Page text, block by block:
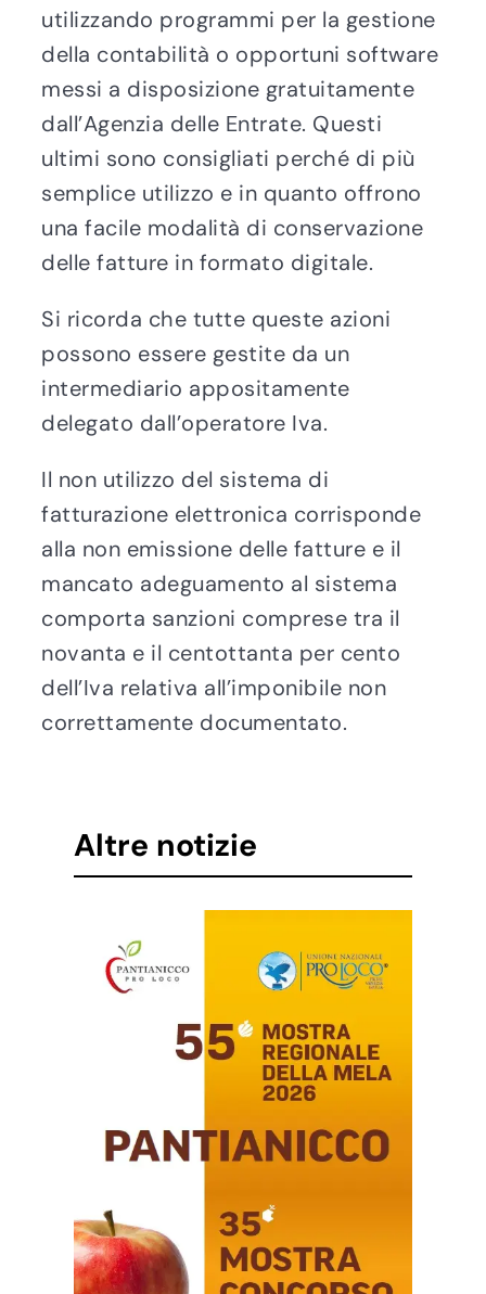
utilizzando programmi per la gestione
della contabilità o opportuni software
messi a disposizione gratuitamente
dall’Agenzia delle Entrate. Questi
ultimi sono consigliati perché di più
semplice utilizzo e in quanto offrono
una facile modalità di conservazione
delle fatture in formato digitale.
Si ricorda che tutte queste azioni
possono essere gestite da un
intermediario appositamente
delegato dall’operatore Iva.
Il non utilizzo del sistema di
fatturazione elettronica corrisponde
alla non emissione delle fatture e il
mancato adeguamento al sistema
comporta sanzioni comprese tra il
novanta e il centottanta per cento
dell’Iva relativa all’imponibile non
correttamente documentato.
Altre notizie